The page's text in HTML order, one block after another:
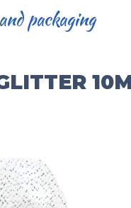
packaging